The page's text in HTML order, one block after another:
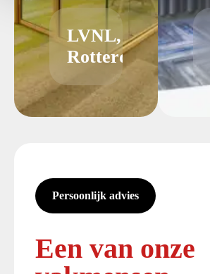
LVNL,
Rotterdam
Persoonlijk advies
Een van onze